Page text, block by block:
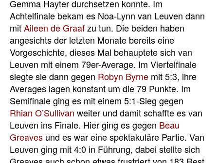
Gemma Hayter durchsetzen konnte. Im
Achtelfinale bekam es Noa-Lynn van Leuven dann
mitAileen de Graafzu tun. Die beiden haben
angesichts der letzten Monate bereits eine
Vorgeschichte, dieses Mal behauptete sich van
Leuven mit einem 79er-Average. Im Viertelfinale
siegte sie dann gegen Robyn Byrne mit 5:3, ihre
Averages lagen konstant um die 79 Punkte. Im
Semifinale ging es mit einem 5:1-Sieg gegen
Rhian O’Sullivan weiter und damit schaffte es van
Leuven ins Finale. Hier ging es gegen Beau
Greaves und es war eine spektakuläre Partie. Van
Leuven ging mit 4:0 in Führung, dabei stellte sich